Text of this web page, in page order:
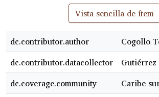
Vista sencilla de ítem
dc.contributor.author
Cogollo
dc.contributor.datacollector
Gutiérrez
dc.coverage.community
Caribe